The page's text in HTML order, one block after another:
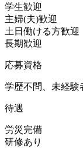
学生歓迎
主婦(夫)歓迎
土日働ける方歓迎
長期歓迎
応募資格
学歴不問、未経験
待遇
労災完備
研修あり